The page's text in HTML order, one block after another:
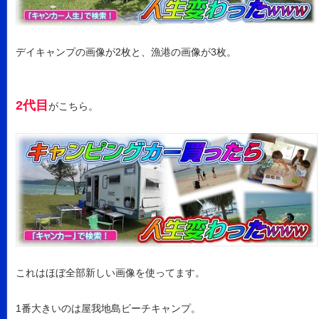
デイキャンプの画像が2枚と、漁港の画像が3枚。
2代目 がこちら。
これはほぼ全部新しい画像を使ってます。
1番大きいのは屋我地島ビーチキャンプ。